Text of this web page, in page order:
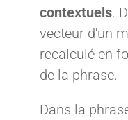
contextuels.
vecteur d'un
recalculé en
de la phrase.
Dans la